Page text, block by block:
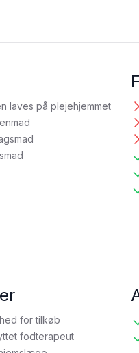
laves på plejehjemmet
for tilkøb
fodterapeut